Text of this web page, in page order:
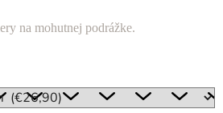
na mohutnej podrážke.